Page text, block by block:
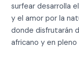
surfear desarrolla
y el amor por la
donde disfrutarán
africano y en pleno